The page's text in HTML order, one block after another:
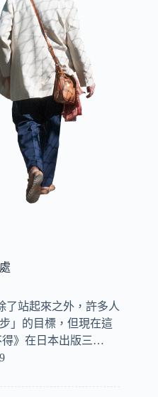
了站起來之外，許多人
」的目標，但現在這
得》在日本出版三…